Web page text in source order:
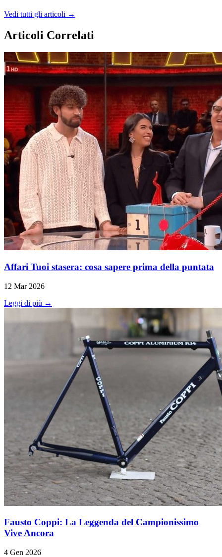
Vedi tutti gli articoli →
Articoli Correlati
Affari Tuoi stasera: cosa sapere prima della puntata
12 Mar 2026
Leggi di più →
Fausto Coppi: La Leggenda del Campionissimo
Vive Ancora
4 Gen 2026